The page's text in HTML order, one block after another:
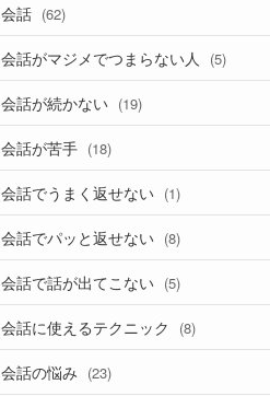
会話 (62)
会話がマジメでつまらない人 (5)
会話が続かない (19)
会話が苦手 (18)
会話でうまく返せない (1)
会話でパッと返せない (8)
会話で話が出てこない (5)
会話に使えるテクニック (8)
会話の悩み (23)